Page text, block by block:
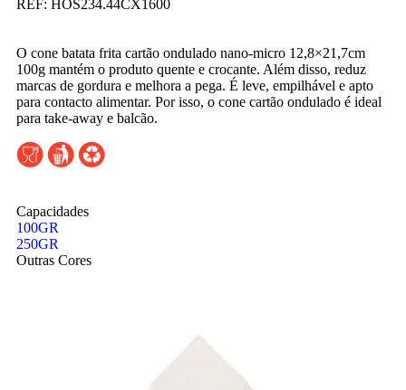
REF: HOS234.44CX1600
O cone batata frita cartão ondulado nano-micro 12,8×21,7cm
100g mantém o produto quente e crocante. Além disso, reduz
marcas de gordura e melhora a pega. É leve, empilhável e apto
para contacto alimentar. Por isso, o cone cartão ondulado é ideal
para take-away e balcão.
Capacidades
100GR
250GR
Outras Cores